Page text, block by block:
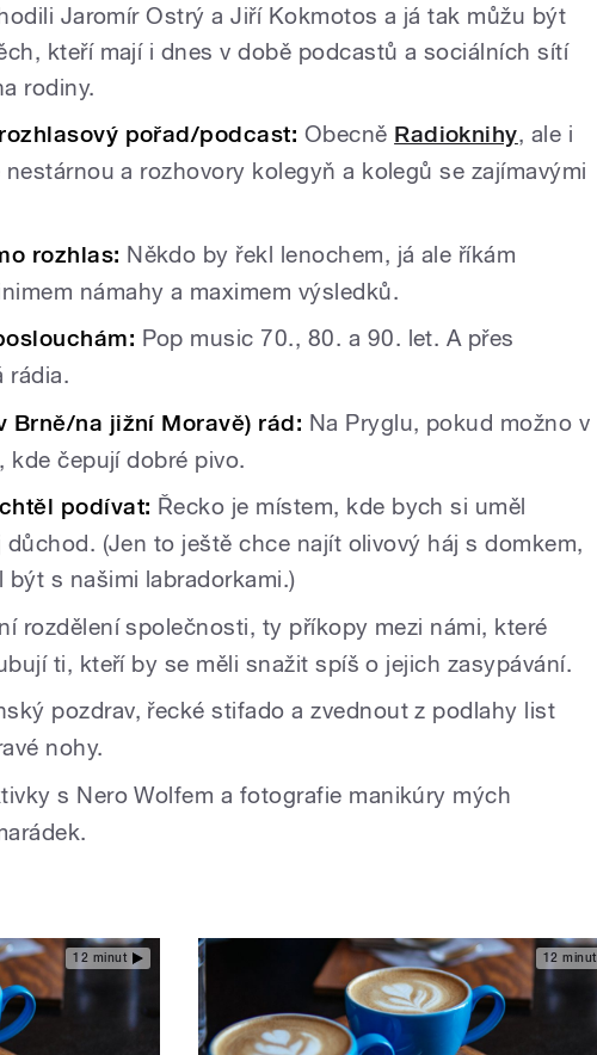
Jaromír Ostrý a Jiří Kokmotos a já tak můžu být
kteří mají i dnes v době podcastů a sociálních sítí
rodiny.
pořad/podcast: Obecně Radioknihy, ale i
nestárnou a rozhovory kolegyň a kolegů se zajímavými
rozhlas: Někdo by řekl lenochem, já ale říkám
námahy a maximem výsledků.
Pop music 70., 80. a 90. let. A přes
rádia.
Brně/na jižní Moravě) rád: Na Pryglu, pokud možno v
kde čepují dobré pivo.
podívat: Řecko je místem, kde bych si uměl
důchod. (Jen to ještě chce najít olivový háj s domkem,
být s našimi labradorkami.)
rozdělení společnosti, ty příkopy mezi námi, které
ti, kteří by se měli snažit spíš o jejich zasypávání.
pozdrav, řecké stifado a zvednout z podlahy list
nohy.
s Nero Wolfem a fotografie manikúry mých
12 minut 12 minut